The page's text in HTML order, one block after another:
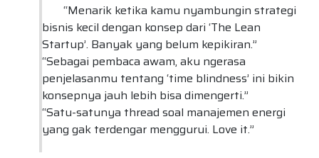
“Menarik ketika kamu nyambungin strategi
bisnis kecil dengan konsep dari ‘The Lean
Startup’. Banyak yang belum kepikiran.”
“Sebagai pembaca awam, aku ngerasa
penjelasanmu tentang ‘time blindness’ ini bikin
konsepnya jauh lebih bisa dimengerti.”
“Satu-satunya thread soal manajemen energi
yang gak terdengar menggurui. Love it.”